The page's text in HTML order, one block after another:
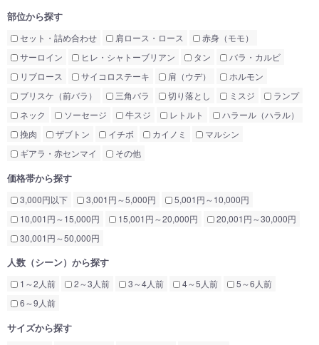
部位から探す
セット・詰め合わせ 肩ロース・ロース
赤身（モモ）
サーロイン
ヒレ・シャトーブリアン タン
バラ・カルビ
リブロース
サイコロステーキ 肩（ウデ）
ホルモン
ブリスケ（前バラ）
三角バラ 切り落とし ミスジ
ランプ
ネック
ソーセージ 牛スジ レトルト
ハラール（ハラル）
挽肉
ザブトン イチボ カイノミ
マルシン
ギアラ・赤センマイ
その他
価格帯から探す
3,000円以下 3,001円～5,000円
5,001円～10,000円
10,001円～15,000円
15,001円～20,000円
20,001円～30,000円
30,001円～50,000円
人数（シーン）から探す
1～2人前 2～3人前 3～4人前 4～5人前
5～6人前
6～9人前
サイズから探す